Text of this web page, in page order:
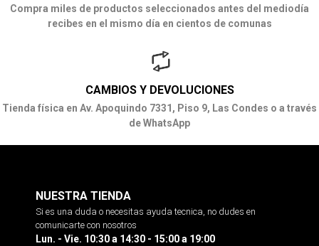
Compra miles de productos seleccionados antes del mediodía
recibes en el mismo día en cientos de comunas
CAMBIOS Y DEVOLUCIONES
Tienda física en Av. Apoquindo 7331, Piso 9, Las Condes o a través
de WhatsApp
NUESTRA TIENDA
Si es una duda o necesitas ayuda tecnica, no dudes en
comunicarte con nosotros
Lun. - Vie. 10:30 a 14:30 - 15:00 a 19:00